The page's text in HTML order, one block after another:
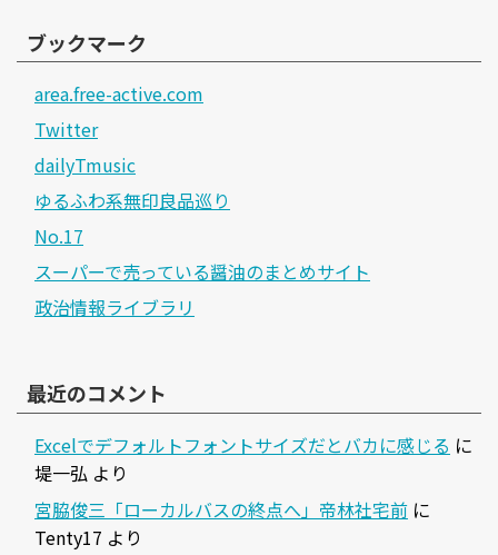
ブックマーク
area.free-active.com
Twitter
dailyTmusic
ゆるふわ系無印良品巡り
No.17
スーパーで売っている醤油のまとめサイト
政治情報ライブラリ
最近のコメント
Excelでデフォルトフォントサイズだとバカに感じる に
堤一弘 より
宮脇俊三「ローカルバスの終点へ」帝林社宅前 に
Tenty17 より